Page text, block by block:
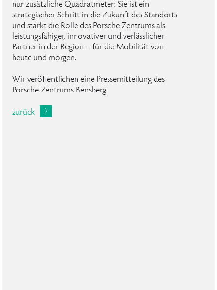
nur zusätzliche Quadratmeter: Sie ist ein
strategischer Schritt in die Zukunft des Standorts
und stärkt die Rolle des Porsche Zentrums als
leistungsfähiger, innovativer und verlässlicher
Partner in der Region – für die Mobilität von
heute und morgen.
Wir veröffentlichen eine Pressemitteilung des
Porsche Zentrums Bensberg.
zurück